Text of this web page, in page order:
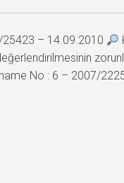
25423 – 14.09.2010
değerlendirilmesinin
No : 6 – 2007/